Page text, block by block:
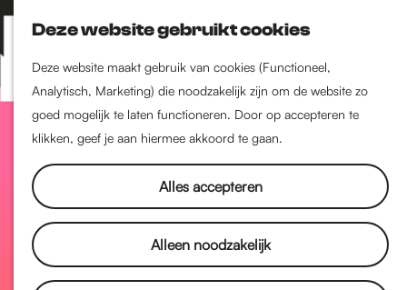
Deze website gebruikt cookies
Deze website maakt gebruik van cookies (Functioneel,
Analytisch, Marketing) die noodzakelijk zijn om de website zo
goed mogelijk te laten functioneren. Door op accepteren te
klikken, geef je aan hiermee akkoord te gaan.
Alles accepteren
Alleen noodzakelijk
Z
o
e
k
e
K
a
a
r
t
M
e
n
Nijmegen-Nieuw-West
Nijmegen-Oud-West
Dukenburg
Lindenholt
Historie
De oudste stad van
Nederland
Historische tijdlijn
Romeinse Limes
Vrede van Nijmegen Penning